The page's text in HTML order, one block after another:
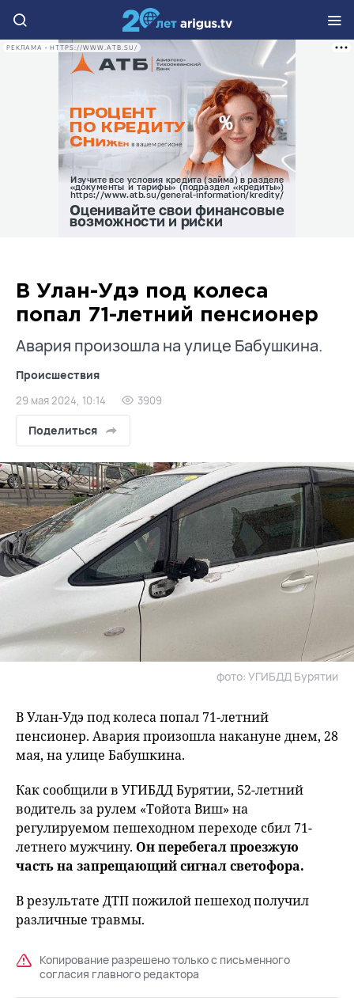
РЕКЛАМА • HTTPS://WWW.ATB.SU/
В Улан-Удэ под колеса
попал 71-летний пенсионер
Авария произошла на улице Бабушкина.
Происшествия
29 мая 2024, 10:14 3909
Поделиться
фото: УГИБДД Бурятии
В Улан-Удэ под колеса попал 71-летний
пенсионер. Авария произошла накануне днем, 28
мая, на улице Бабушкина.
Как сообщили в УГИБДД Бурятии, 52-летний
водитель за рулем «Тойота Виш» на
регулируемом пешеходном переходе сбил 71-
летнего мужчину. Он перебегал проезжую
часть на запрещающий сигнал светофора.
В результате ДТП пожилой пешеход получил
различные травмы.
Копирование разрешено только с письменного
согласия главного редактора